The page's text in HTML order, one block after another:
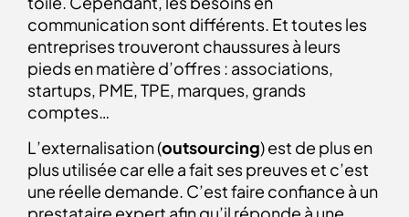
communication sont différents. Et toutes les
entreprises trouveront chaussures à leurs
pieds en matière d’offres : associations,
startups, PME, TPE, marques, grands
comptes…
L’externalisation (outsourcing) est de plus en
plus utilisée car elle a fait ses preuves et c’est
une réelle demande. C’est faire confiance à un
prestataire expert afin qu’il réponde à une